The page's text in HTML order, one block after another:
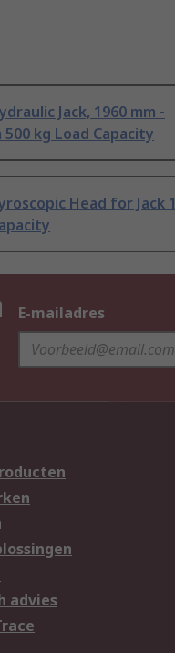
Jack, 1960 mm -
500 kg Load Capacity
Head for Jack 1
E-mailadres
advies